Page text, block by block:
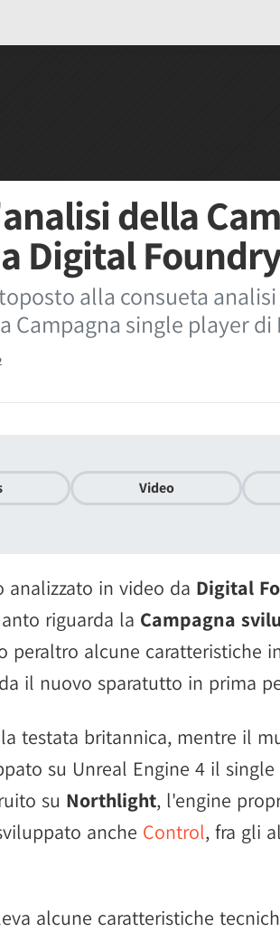
della
Digital
alla consueta
Campagna single player di
Video
analizzato in video da Digital
riguarda la Campagna
peraltro alcune caratteristiche
il nuovo sparatutto in prima
testata britannica, mentre il
su Unreal Engine 4 il
su Northlight, l'engine
anche Control, fra gli
alcune caratteristiche